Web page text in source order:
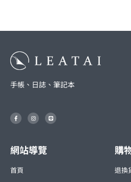
手帳、日誌、筆記本
F
a
c
k
-
I
n
s
r
a
m
L
i
n
網站導覽
首頁
購
退換